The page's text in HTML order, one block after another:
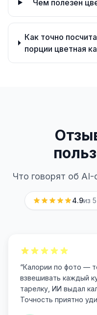
Чем полезен
Как точно
порции цветная
Что говорят об AI-
4.9из
“Калории по фото —
взвешивать каждый
тарелку, ИИ выдал
Точность приятно